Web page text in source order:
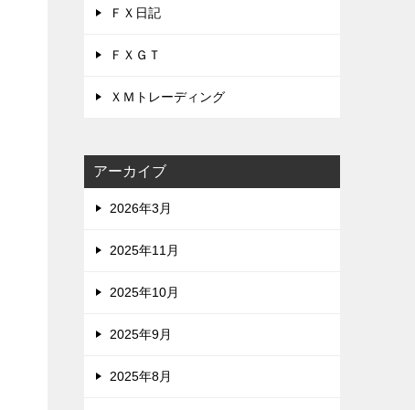
ＦＸ日記
ＦＸＧＴ
ＸＭトレーディング
アーカイブ
2026年3月
2025年11月
2025年10月
2025年9月
2025年8月